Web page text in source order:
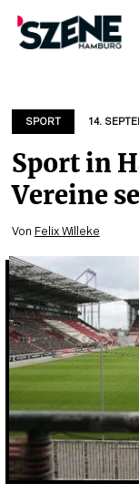
springen
SPORT 14.
Sport in
Vereine
Von Felix Willeke